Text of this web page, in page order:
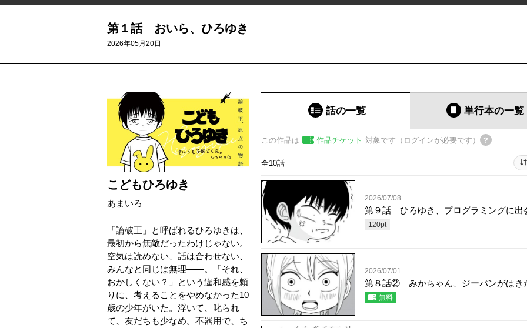
第１話 おいら、ひろゆき
2026年05月20日
こどもひろゆき
あまいろ
「論破王」と呼ばれるひろゆきは、
最初から無敵だったわけじゃない。
空気は読めない、話は合わせない、
みんなと同じは無理――。「それ、
おかしくない？」という違和感を頼
りに、考えることをやめなかった10
歳の少年がいた。浮いて、叱られ
て、友だちも少なめ。不器用で、ち
話の一覧 単行本の一覧
この作品は 作品チケット 対象です（ログインが必要です）
全10話
2026/07/08
第９話 ひろゆき、プログラミングに出
120pt
2026/07/01
第８話② みかちゃん、ジーパンがはき
無料